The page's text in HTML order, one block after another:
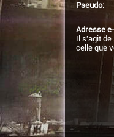
Pseudo:
Adresse
Il s'agit
celle que